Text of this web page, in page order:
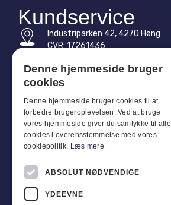
Kundservice
Industriparken 42, 4270 Høng
CVR: 17261436
Tel: +45 4396 4122
Snabblänkar
Integritetspolicy
Försäljnings- och leveransvillkor
Copyright 2024 © Viggo Bendz. Alla
Denne hjemmeside bruger
cookies
Denne hjemmeside bruger cookies til at
forbedre brugeroplevelsen. Ved at bruge
vores hjemmeside giver du samtykke til alle
cookies i overensstemmelse med vores
cookiepolitik. Læs mere
ABSOLUT NØDVENDIGE
YDEEVNE